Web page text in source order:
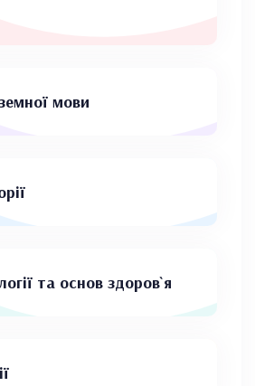
мови
та основ здоров`я